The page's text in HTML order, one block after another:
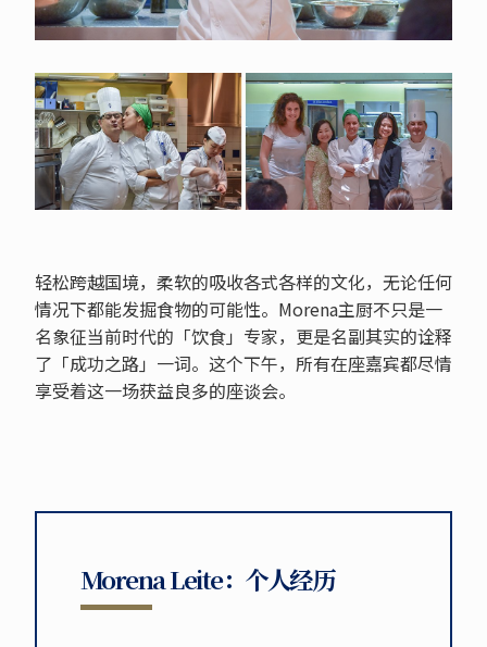
轻松跨越国境，柔软的吸收各式各样的文化，无论任何
情况下都能发掘食物的可能性。Morena主厨不只是一
名象征当前时代的「饮食」专家，更是名副其实的诠释
了「成功之路」一词。这个下午，所有在座嘉宾都尽情
享受着这一场获益良多的座谈会。
Morena Leite：个人经历